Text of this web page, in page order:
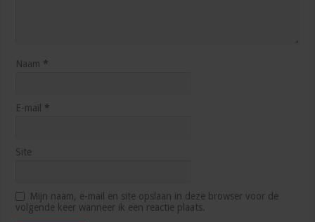
zonder jezelf voorbij te lopen?
juli 1, 2026
Naam *
E-mail *
Site
Mijn naam, e-mail en site opslaan in deze browser voor de
volgende keer wanneer ik een reactie plaats.